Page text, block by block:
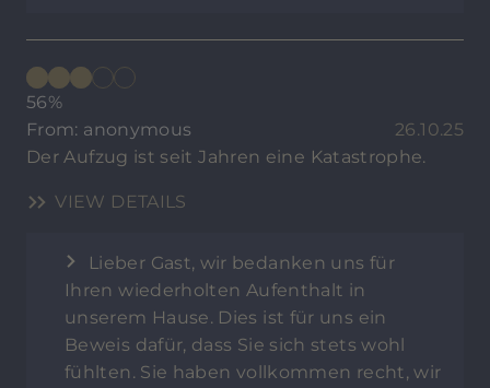
56%
From: anonymous
26.10.25
Der Aufzug ist seit Jahren eine Katastrophe.
VIEW DETAILS
Lieber Gast, wir bedanken uns für
Ihren wiederholten Aufenthalt in
unserem Hause. Dies ist für uns ein
Beweis dafür, dass Sie sich stets wohl
fühlten. Sie haben vollkommen recht, wir